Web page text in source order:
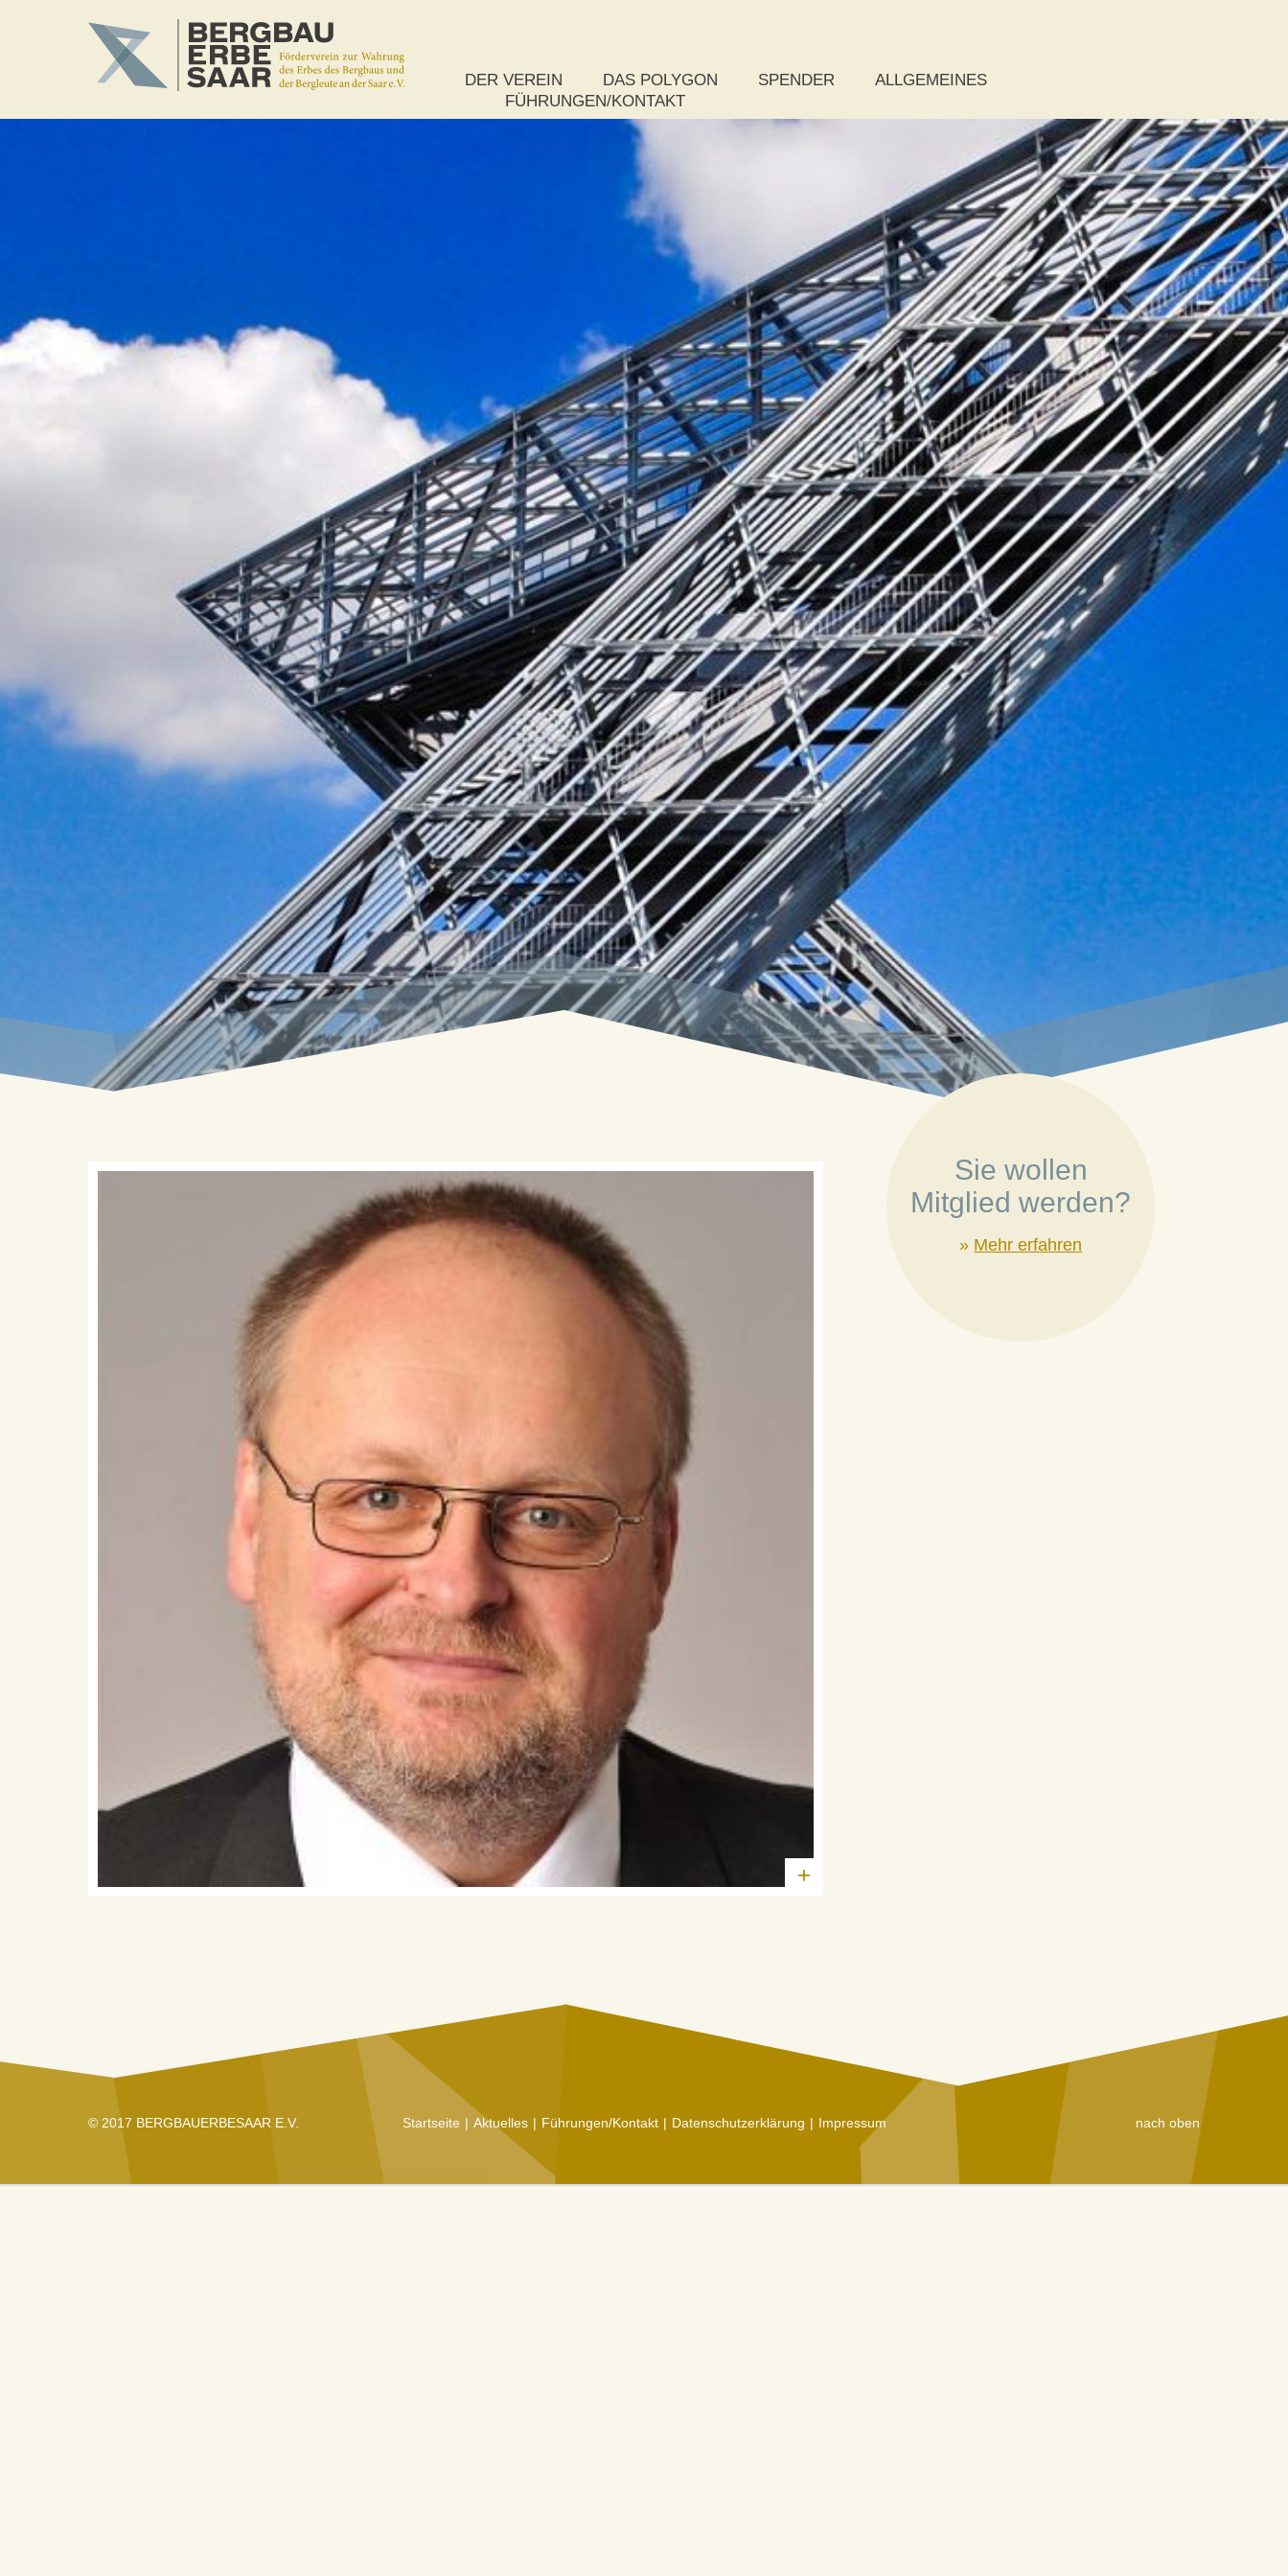
DER VEREIN DAS POLYGON
Rundflug
Was ist ein Polygon?
Zahlen, Daten und Fakten
Chronik zum Bau
Auszeichnungen
Publikationen
Wettbewerb
Projektsteuerung – Rückschau
SPENDER
So spenden Sie
Weitere Spender
ALLGEMEINES
FÜHRUNGEN/KONTAKT
+
Sie wollen
Mitglied werden?
» Mehr erfahren
Startseite Aktuelles Führungen/Kontakt Datenschutzerklärung Impressum
© 2017 BERGBAUERBESAAR E.V. nach oben